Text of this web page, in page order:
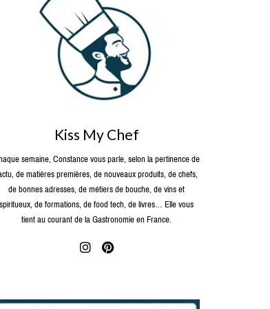
Kiss My Chef
semaine, Constance vous parle, selon la pertinence de
de matières premières, de nouveaux produits, de chefs,
de bonnes adresses, de métiers de bouche, de vins et
spiritueux, de formations, de food tech, de livres… Elle vous
tient au courant de la Gastronomie en France.